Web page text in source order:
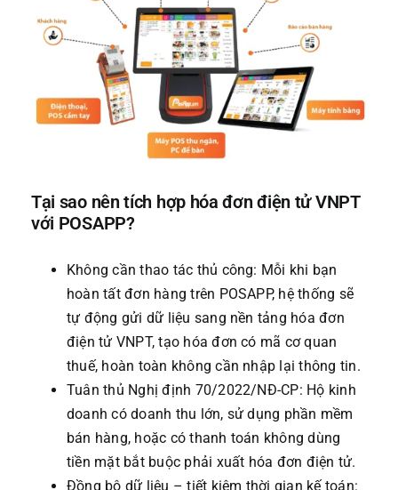
Tại sao nên tích hợp hóa đơn điện tử VNPT
với POSAPP?
Không cần thao tác thủ công: Mỗi khi bạn
hoàn tất đơn hàng trên POSAPP, hệ thống sẽ
tự động gửi dữ liệu sang nền tảng hóa đơn
điện tử VNPT, tạo hóa đơn có mã cơ quan
thuế, hoàn toàn không cần nhập lại thông tin.
Tuân thủ Nghị định 70/2022/NĐ-CP: Hộ kinh
doanh có doanh thu lớn, sử dụng phần mềm
bán hàng, hoặc có thanh toán không dùng
tiền mặt bắt buộc phải xuất hóa đơn điện tử.
Đồng bộ dữ liệu – tiết kiệm thời gian kế toán: